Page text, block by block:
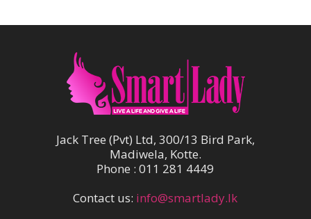
Jack Tree (Pvt) Ltd, 300/13 Bird Park,
Madiwela, Kotte.
Phone : 011 281 4449
Contact us: info@smartlady.lk